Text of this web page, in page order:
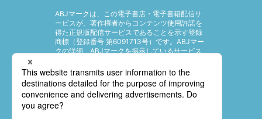
ABJマークは、この電子書店・電子書籍配信サ
ービスが、著作権者からコンテンツ使用許諾を
得た正規版配信サービスであることを示す登録
商標（登録番号 第6091713号）です。ABJマー
クの詳細、ABJマークを掲示しているサービス